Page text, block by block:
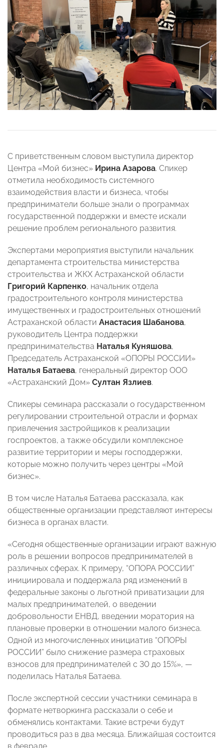
С приветственным словом выступила директор
Центра «Мой бизнес» Ирина Азарова. Спикер
отметила необходимость системного
взаимодействия власти и бизнеса, чтобы
предприниматели больше знали о программах
государственной поддержки и вместе искали
решение проблем регионального развития.
Экспертами мероприятия выступили начальник
департамента строительства министерства
строительства и ЖКХ Астраханской области
Григорий Карпенко, начальник отдела
градостроительного контроля министерства
имущественных и градостроительных отношений
Астраханской области Анастасия Шабанова,
руководитель Центра поддержки
предпринимательства Наталья Куняшова,
Председатель Астраханской «ОПОРЫ РОССИИ»
Наталья Батаева, генеральный директор ООО
«Астраханский Дом» Султан Язлиев.
Спикеры семинара рассказали о государственном
регулировании строительной отрасли и формах
привлечения застройщиков к реализации
госпроектов, а также обсудили комплексное
развитие территории и меры господдержки,
которые можно получить через центры «Мой
бизнес».
В том числе Наталья Батаева рассказала, как
общественные организации представляют интересы
бизнеса в органах власти.
«Сегодня общественные организации играют важную
роль в решении вопросов предпринимателей в
различных сферах. К примеру, “ОПОРА РОССИИ”
инициировала и поддержала ряд изменений в
федеральные законы о льготной приватизации для
малых предпринимателей, о введении
добровольности ЕНВД, введении моратория на
плановые проверки в отношении малого бизнеса.
Одной из многочисленных инициатив “ОПОРЫ
РОССИИ” было снижение размера страховых
взносов для предпринимателей с 30 до 15%», —
поделилась Наталья Батаева.
После экспертной сессии участники семинара в
формате нетворкинга рассказали о себе и
обменялись контактами. Такие встречи будут
проводиться раз в два месяца. Ближайшая состоится